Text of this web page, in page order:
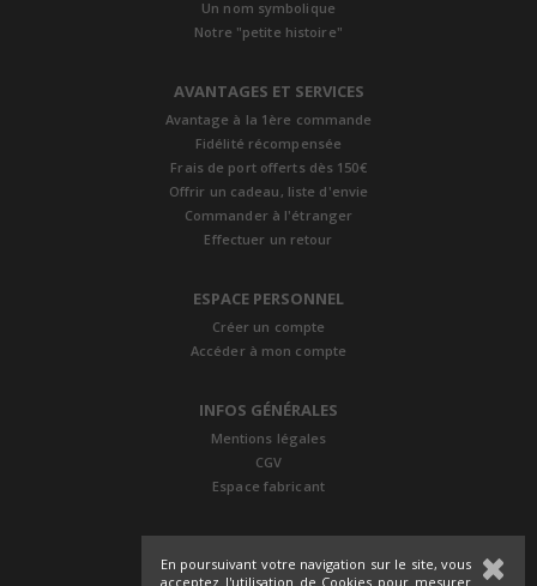
En poursuivant votre navigation sur le site, vous
acceptez l'utilisation de Cookies pour mesurer
Un nom symbolique
Notre "petite histoire"
AVANTAGES ET SERVICES
Avantage à la 1ère commande
Fidélité récompensée
Frais de port offerts dès 150€
Offrir un cadeau, liste d'envie
Commander à l'étranger
Effectuer un retour
ESPACE PERSONNEL
Créer un compte
Accéder à mon compte
INFOS GÉNÉRALES
Mentions légales
CGV
Espace fabricant